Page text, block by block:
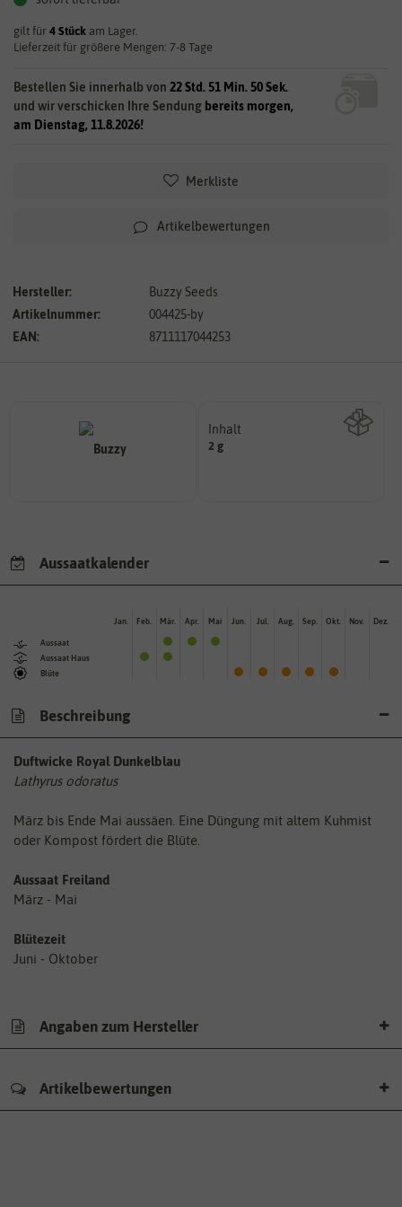
gilt für 4 Stück am Lager.
Lieferzeit für größere Mengen: 7-8 Tage
Bestellen Sie innerhalb von 22 Std. 51 Min. 50 Sek.
und wir verschicken Ihre Sendung bereits morgen,
am Dienstag, 11.8.2026!
Merkliste
Artikelbewertungen
Hersteller:
Buzzy Seeds
Artikelnummer:
004425-by
EAN:
8711117044253
Inhalt
2 g
Aussaatkalender
Aussaat
Aussaat Haus
Blüte
Jan. Feb. Mär. Apr. Mai Jun. Jul. Aug. Sep. Okt. Nov. Dez.
Beschreibung
Duftwicke Royal Dunkelblau
Lathyrus odoratus
März bis Ende Mai aussäen. Eine Düngung mit altem Kuhmist
oder Kompost fördert die Blüte.
Aussaat Freiland
März - Mai
Blütezeit
Juni - Oktober
Angaben zum Hersteller
Artikelbewertungen